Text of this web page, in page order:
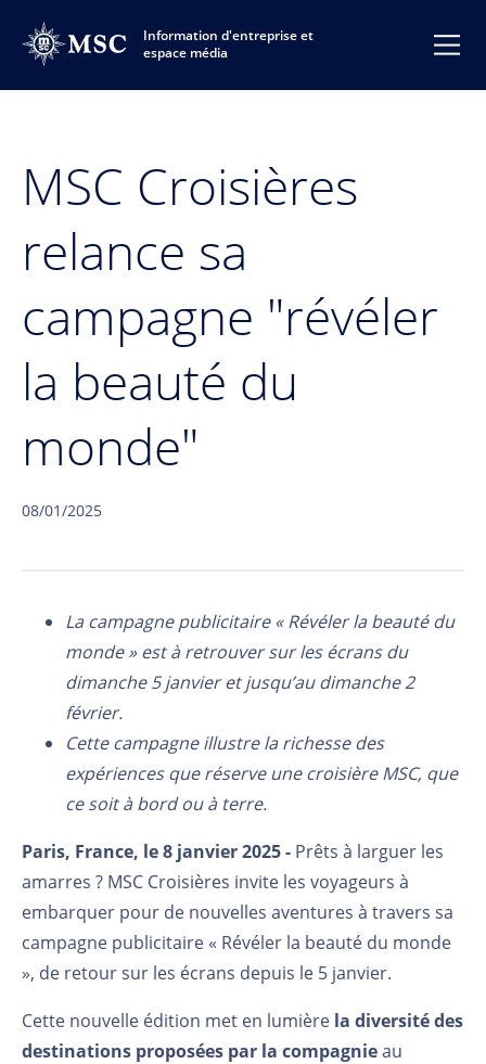
Information d'entreprise et
espace média
MSC Croisières
relance sa
campagne "révéler
la beauté du
monde"
08/01/2025
La campagne publicitaire « Révéler la beauté du
monde » est à retrouver sur les écrans du
dimanche 5 janvier et jusqu’au dimanche 2
février.
Cette campagne illustre la richesse des
expériences que réserve une croisière MSC, que
ce soit à bord ou à terre.
Paris, France, le 8 janvier 2025 - Prêts à larguer les
amarres ? MSC Croisières invite les voyageurs à
embarquer pour de nouvelles aventures à travers sa
campagne publicitaire « Révéler la beauté du monde
», de retour sur les écrans depuis le 5 janvier.
Cette nouvelle édition met en lumière la diversité des
destinations proposées par la compagnieau